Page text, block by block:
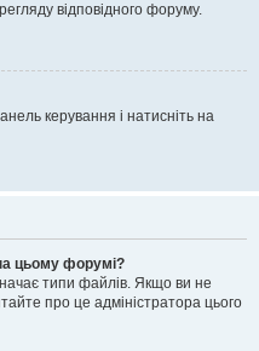
відповідного форуму.
керування і натисніть на
цьому форумі?
типи файлів. Якщо ви не
про це адміністратора цього